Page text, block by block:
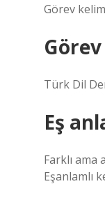
Görev
Türk Dil
Eş
Farklı
Eşanlamlı